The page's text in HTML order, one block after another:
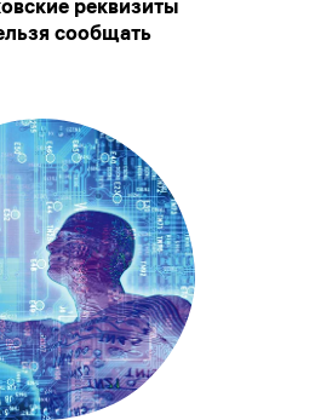
реквизиты
сообщать